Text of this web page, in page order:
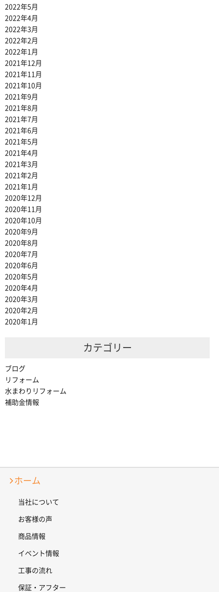
2022年5月
2022年4月
2022年3月
2022年2月
2022年1月
2021年12月
2021年11月
2021年10月
2021年9月
2021年8月
2021年7月
2021年6月
2021年5月
2021年4月
2021年3月
2021年2月
2021年1月
2020年12月
2020年11月
2020年10月
2020年9月
2020年8月
2020年7月
2020年6月
2020年5月
2020年4月
2020年3月
2020年2月
2020年1月
カテゴリー
ブログ
リフォーム
水まわりリフォーム
補助金情報
ホーム
当社について
お客様の声
商品情報
イベント情報
工事の流れ
保証・アフター